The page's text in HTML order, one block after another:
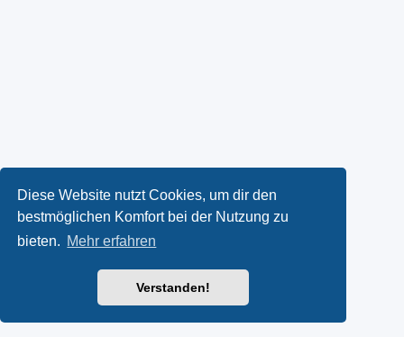
Diese Website nutzt Cookies, um dir den
bestmöglichen Komfort bei der Nutzung zu
bieten. Mehr erfahren
Verstanden!